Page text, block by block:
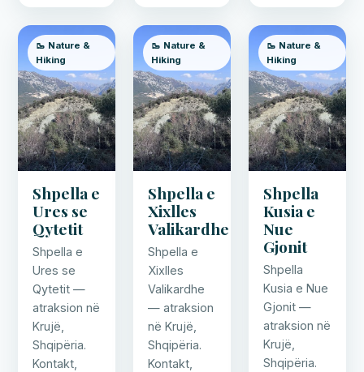
🥾 Nature &
Hiking
Shpella e
Ures se
Qytetit
Shpella e
Ures se
Qytetit —
atraksion në
Krujë,
Shqipëria.
Kontakt,
🥾 Nature &
Hiking
Shpella e
Xixlles
Valikardhe
Shpella e
Xixlles
Valikardhe
— atraksion
në Krujë,
Shqipëria.
Kontakt,
🥾 Nature &
Hiking
Shpella
Kusia e
Nue
Gjonit
Shpella
Kusia e Nue
Gjonit —
atraksion në
Krujë,
Shqipëria.